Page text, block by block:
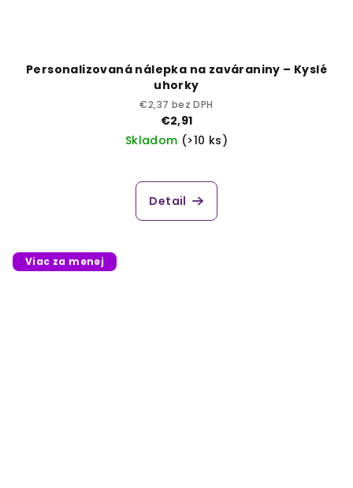
Personalizovaná nálepka na zaváraniny – Kyslé
uhorky
€2,37 bez DPH
€2,91
Skladom (>10 ks)
Detail
Viac za menej